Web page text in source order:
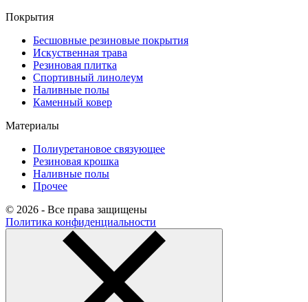
Покрытия
Бесшовные резиновые покрытия
Искуственная трава
Резиновая плитка
Спортивный линолеум
Наливные полы
Каменный ковер
Материалы
Полиуретановое связующее
Резиновая крошка
Наливные полы
Прочее
© 2026 - Все права защищены
Политика конфиденциальности